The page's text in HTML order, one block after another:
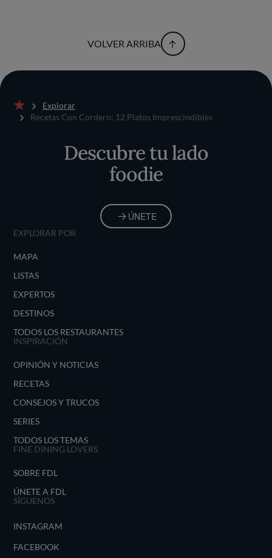
VOLVER ARRIBA
Inicio
Explorar
Recetas Con Cordero: 12 Platos Imprescindibles
Descubre tu lado
foodie
ÚNETE
EXPLORAR POR
MAPA
LISTAS
EXPERTOS
DESTINOS
TODOS LOS RESTAURANTES
INSPIRACIÓN
OPINIÓN Y NOTICIAS
RECETAS
CONSEJOS Y TRUCOS
SERIES
TODOS LOS TEMAS
FINE DINING LOVERS
SOBRE FDL
ÚNETE A FDL
SÍGUENOS
INSTAGRAM
FACEBOOK